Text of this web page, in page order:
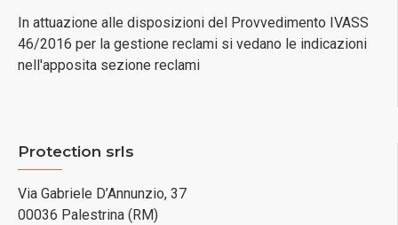
In attuazione alle disposizioni del Provvedimento IVASS
46/2016 per la gestione reclami si vedano le indicazioni
nell'apposita sezione reclami
Protection srls
Via Gabriele D’Annunzio, 37
00036 Palestrina (RM)